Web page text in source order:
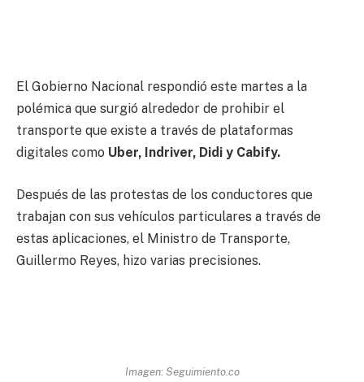
El Gobierno Nacional respondió este martes a la
polémica que surgió alrededor de prohibir el
transporte que existe a través de plataformas
digitales como Uber, Indriver, Didi y Cabify.
Después de las protestas de los conductores que
trabajan con sus vehículos particulares a través de
estas aplicaciones, el Ministro de Transporte,
Guillermo Reyes, hizo varias precisiones.
Imagen: Seguimiento.co